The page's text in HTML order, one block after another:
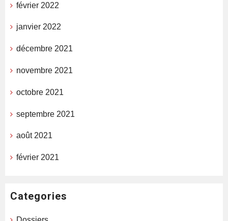
février 2022
janvier 2022
décembre 2021
novembre 2021
octobre 2021
septembre 2021
août 2021
février 2021
Categories